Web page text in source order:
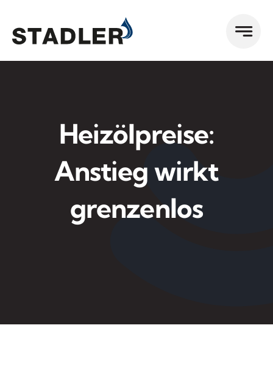
Inhalt
springen
Heizölpreise:
Anstieg wirkt
grenzenlos